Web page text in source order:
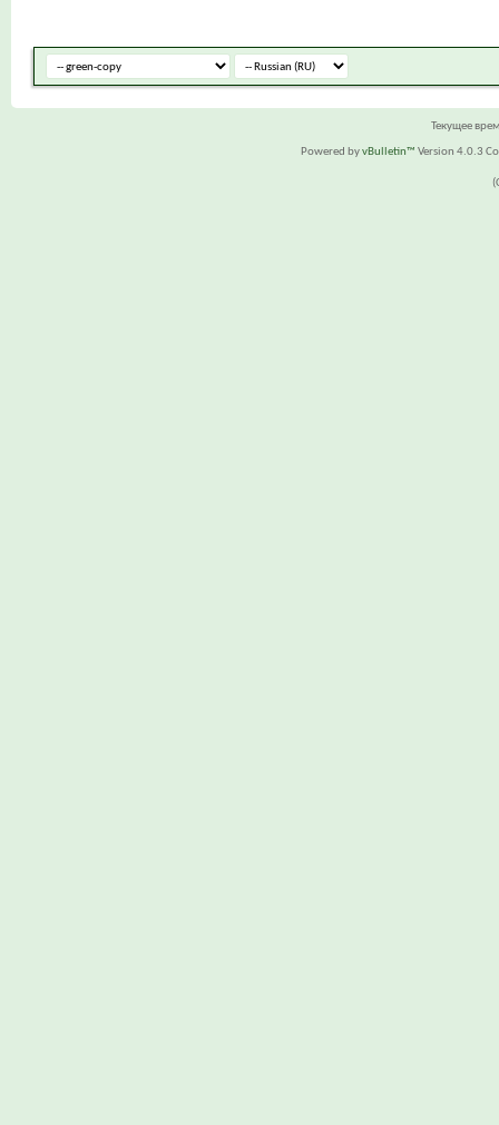
Текущее
Powered byvBulletin™ Version 4.0.3